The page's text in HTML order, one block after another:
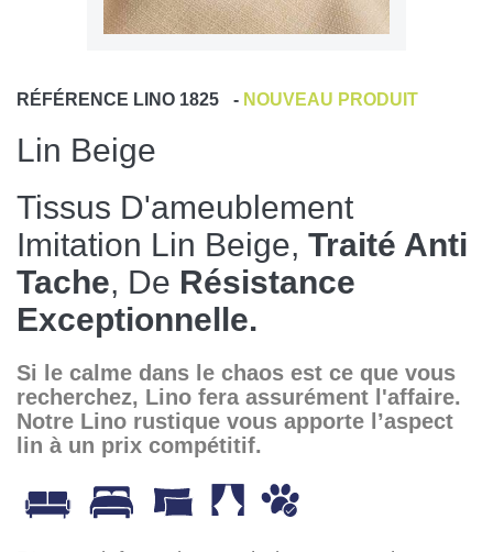
RÉFÉRENCE LINO 1825 - NOUVEAU PRODUIT
Lin Beige
Tissus D'ameublement
Imitation Lin Beige, Traité Anti
Tache, De Résistance
Exceptionnelle.
Si le calme dans le chaos est ce que vous
recherchez, Lino fera assurément l'affaire.
Notre Lino rustique vous apporte l’aspect
lin à un prix compétitif.